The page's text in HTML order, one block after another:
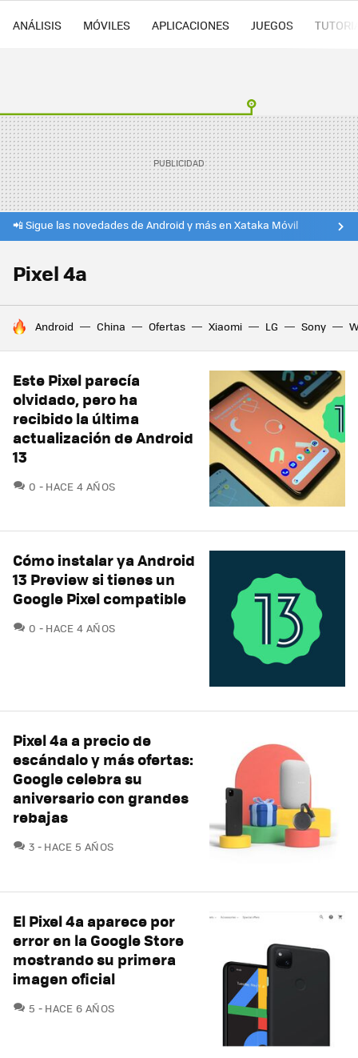
ANÁLISIS MÓVILES APLICACIONES JUEGOS
📲 Sigue las novedades de Android y más en Xataka Móvil
Pixel 4a
HOY SE HABLA DE
Android China Ofertas Xiaomi LG Sony
Este Pixel parecía
olvidado, pero ha
recibido la última
actualización de Android
13
0 COMENTARIOS
HACE 4 AÑOS
Cómo instalar ya Android
13 Preview si tienes un
Google Pixel compatible
0 COMENTARIOS
HACE 4 AÑOS
Pixel 4a a precio de
escándalo y más ofertas:
Google celebra su
aniversario con grandes
rebajas
3 COMENTARIOS
HACE 5 AÑOS
El Pixel 4a aparece por
error en la Google Store
mostrando su primera
imagen oficial
5 COMENTARIOS
HACE 6 AÑOS